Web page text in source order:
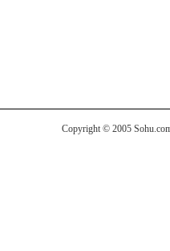
Copyright © 2005